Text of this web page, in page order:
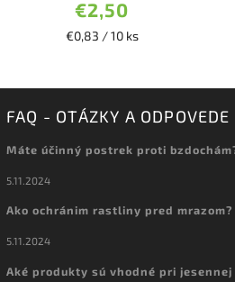
€2,50
€0,83 / 10 ks
FAQ - OTÁZKY A ODPOVEDE
Máte účinný postrek proti
5.11.2024
Ako ochránim rastliny pred mrazom?
5.11.2024
Aké produkty sú vhodné pri jesennej